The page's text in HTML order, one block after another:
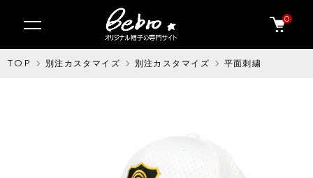
0
TOP 別注カスタマイズ 別注カスタマイズ 平面刺繍